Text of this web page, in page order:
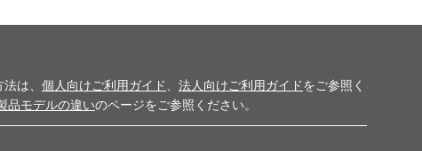
は、 個人向けご利用ガイド 法人向けご利用ガイドをご参照く
品モデルの違いのページをご参照ください。